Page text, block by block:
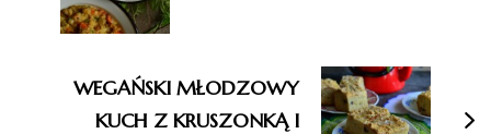
WEGAŃSKI MŁODZOWY
KUCH Z KRUSZONKĄ I